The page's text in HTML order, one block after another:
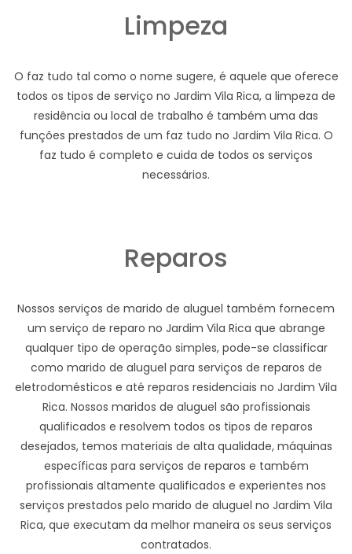
Limpeza
O faz tudo tal como o nome sugere, é aquele que oferece
todos os tipos de serviço no Jardim Vila Rica, a limpeza de
residência ou local de trabalho é também uma das
funções prestados de um faz tudo no Jardim Vila Rica. O
faz tudo é completo e cuida de todos os serviços
necessários.
Reparos
Nossos serviços de marido de aluguel também fornecem
um serviço de reparo no Jardim Vila Rica que abrange
qualquer tipo de operação simples, pode-se classificar
como marido de aluguel para serviços de reparos de
eletrodomésticos e até reparos residenciais no Jardim Vila
Rica. Nossos maridos de aluguel são profissionais
qualificados e resolvem todos os tipos de reparos
desejados, temos materiais de alta qualidade, máquinas
específicas para serviços de reparos e também
profissionais altamente qualificados e experientes nos
serviços prestados pelo marido de aluguel no Jardim Vila
Rica, que executam da melhor maneira os seus serviços
contratados.